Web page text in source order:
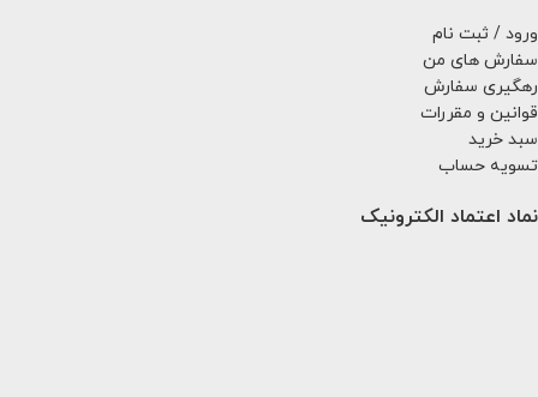
ورود / ثبت نام
سفارش های من
رهگیری سفارش
قوانین و مقررات
سبد خرید
تسویه حساب
نماد اعتماد الکترونیک